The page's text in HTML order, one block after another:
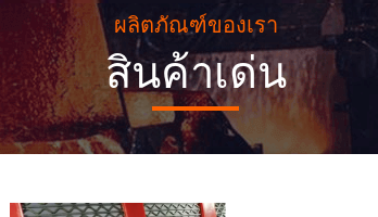
ผลิตภัณฑ์ของเรา
สินค้าเด่น